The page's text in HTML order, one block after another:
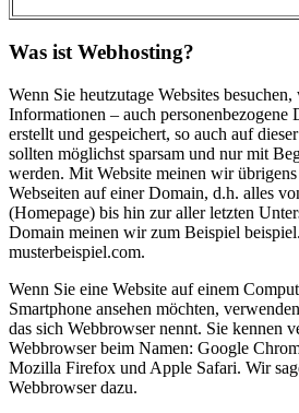
Was ist Webhosting?
Wenn Sie heutzutage Websites
Informationen – auch personenbezogene
erstellt und gespeichert, so auch auf
sollten möglichst sparsam und nur mit
werden. Mit Website meinen wir
Webseiten auf einer Domain, d.h. alles
(Homepage) bis hin zur aller letzten
Domain meinen wir zum Beispiel
musterbeispiel.com.
Wenn Sie eine Website auf einem
Smartphone ansehen möchten,
das sich Webbrowser nennt. Sie kennen
Webbrowser beim Namen: Google
Mozilla Firefox und Apple Safari. Wir
Webbrowser dazu.